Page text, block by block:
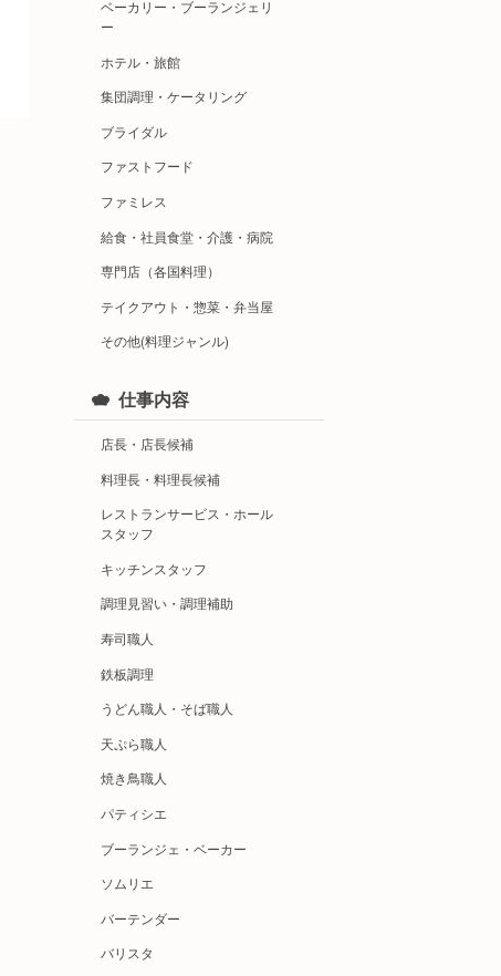
ベーカリー・ブーランジェリ
ー
ホテル・旅館
集団調理・ケータリング
ブライダル
ファストフード
ファミレス
給食・社員食堂・介護・病院
専門店（各国料理）
テイクアウト・惣菜・弁当屋
その他(料理ジャンル)
仕事内容
店長・店長候補
料理長・料理長候補
レストランサービス・ホール
スタッフ
キッチンスタッフ
調理見習い・調理補助
寿司職人
鉄板調理
うどん職人・そば職人
天ぷら職人
焼き鳥職人
パティシエ
ブーランジェ・ベーカー
ソムリエ
バーテンダー
バリスタ